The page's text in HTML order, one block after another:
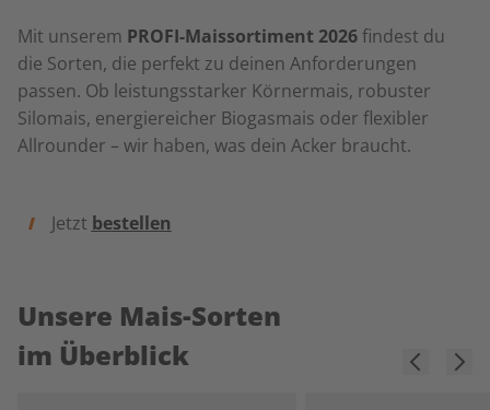
Mit unserem PROFI-Maissortiment 2026findest du
die Sorten, die perfekt zu deinen Anforderungen
passen. Ob leistungsstarker Körnermais, robuster
Silomais, energiereicher Biogasmais oder flexibler
Allrounder – wir haben, was dein Acker braucht.
Jetzt bestellen
Unsere Mais-Sorten
im Überblick